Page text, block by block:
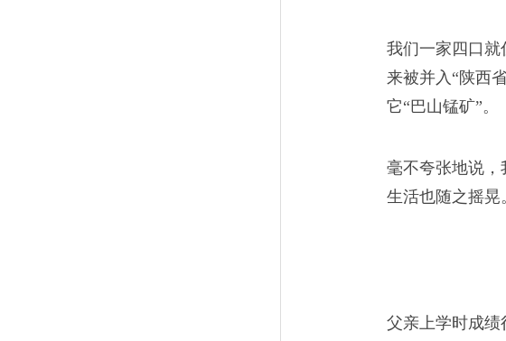
我们一家四口就
来被并入“陕西
它“巴山锰矿”。
毫不夸张地说，
生活也随之摇晃
父亲上学时成绩